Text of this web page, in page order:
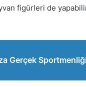
figürleri de
Gerçek